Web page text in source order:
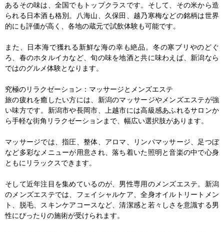
あるその味は、全国でもトップクラスです。そして、その米から造
られる日本酒も格別。八海山、久保田、越乃寒梅などの銘柄は世界
的にも評価が高く、各地の蔵元で試飲体験も可能です。
また、日本海で獲れる新鮮な海の幸も絶品。冬の寒ブリやのどぐ
ろ、春のホタルイカなど、旬の味を地酒と共に味わえば、新潟なら
ではのグルメ体験となります。
究極のリラクゼーション：マッサージとメンズエステ
旅の疲れを癒したい方には、新潟のマッサージやメンズエステが強
い味方です。新潟市や長岡市、上越市には高級感あふれるサロンか
ら手軽な街角リラクゼーションまで、幅広い選択肢があります。
マッサージでは、指圧、整体、アロマ、リンパマッサージ、足つぼ
など多彩なメニューが用意され、落ち着いた照明と音楽の中で心身
ともにリラックスできます。
そして近年注目を集めているのが、男性専用のメンズエステ。新潟
のメンズエステでは、フェイシャルケア、全身オイルトリートメン
ト、脱毛、スキンケアコースなど、清潔感と若々しさを意識する男
性にぴったりの施術が受けられます。